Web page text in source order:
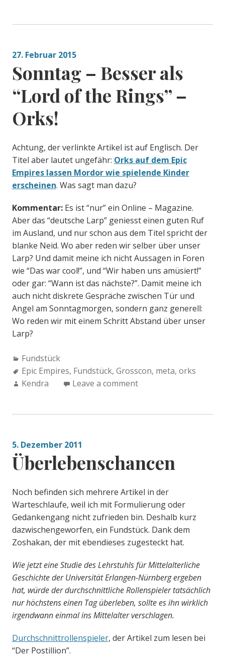
27. Februar 2015
Sonntag – Besser als
“Lord of the Rings” –
Orks!
Achtung, der verlinkte Artikel ist auf Englisch. Der
Titel aber lautet ungefähr: Orks auf dem Epic
Empires lassen Mordor wie spielende Kinder
erscheinen. Was sagt man dazu?
Kommentar:Es ist “nur” ein Online – Magazine.
Aber das “deutsche Larp” geniesst einen guten Ruf
im Ausland, und nur schon aus dem Titel spricht der
blanke Neid. Wo aber reden wir selber über unser
Larp? Und damit meine ich nicht Aussagen in Foren
wie “Das war cool!”, und “Wir haben uns amüsiert!”
oder gar: “Wann ist das nächste?”. Damit meine ich
auch nicht diskrete Gespräche zwischen Tür und
Angel am Sonntagmorgen, sondern ganz generell:
Wo reden wir mit einem Schritt Abstand über unser
Larp?
Categories:
Fundstück
Tags:
Epic Empires, Fundstück, Grosscon, meta, orks
Author:
Kendra Leave a comment
5. Dezember 2011
Überlebenschancen
Noch befinden sich mehrere Artikel in der
Warteschlaufe, weil ich mit Formulierung oder
Gedankengang nicht zufrieden bin. Deshalb kurz
dazwischengeworfen, ein Fundstück. Dank dem
Zoshakan, der mit ebendieses zugesteckt hat.
Wie jetzt eine Studie des Lehrstuhls für Mittelalterliche
Geschichte der Universität Erlangen-Nürnberg ergeben
hat, würde der durchschnittliche Rollenspieler tatsächlich
nur höchstens einen Tag überleben, sollte es ihn wirklich
irgendwann einmal ins Mittelalter verschlagen.
Durchschnittrollenspieler, der Artikel zum lesen bei
“Der Postillion”.